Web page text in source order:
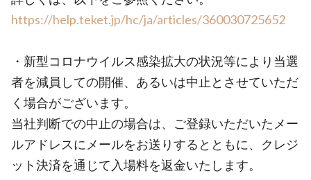
https://help.teket.jp/hc/ja/articles/360030725652
・新型コロナウイルス感染拡大の状況等により当選
者を減員しての開催、あるいは中止とさせていただ
く場合がございます。
当社判断での中止の場合は、ご登録いただいたメー
ルアドレスにメールをお送りするとともに、クレジ
ット決済を通じて入場料を返金いたします。